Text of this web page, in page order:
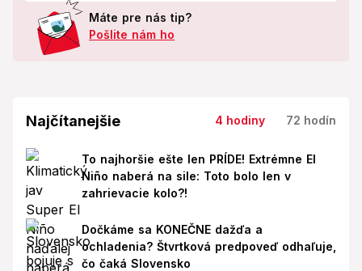
Máte pre nás tip?
Pošlite nám ho
Najčítanejšie 4 hodiny 72 hodín
To najhoršie ešte len PRÍDE! Extrémne El
Niño naberá na sile: Toto bolo len v
zahrievacie kolo?!
Dočkáme sa KONEČNE dažďa a
ochladenia? Štvrtková predpoveď odhaľuje,
čo čaká Slovensko